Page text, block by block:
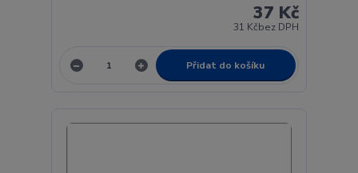
37 Kč
31 Kčbez DPH
Přidat do košíku